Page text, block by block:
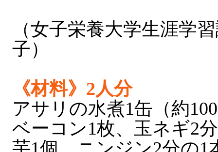
（女子栄養大学生涯学
子）
《材料》2人分
アサリの水煮1缶（約
ベーコン1枚、玉ネギ2